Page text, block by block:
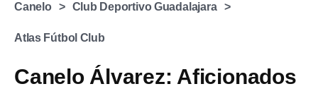
Canelo Club Deportivo Guadalajara
Atlas Fútbol Club
Canelo Álvarez: Aficionados